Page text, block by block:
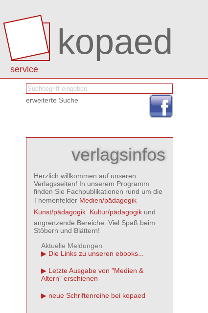
kopaed
service
erweiterte Suche
verlagsinfos
Herzlich willkommen auf unseren
Verlagsseiten! In unserem Programm
finden Sie Fachpublikationen rund um die
Themenfelder Medien/pädagogik
Kunst/pädagogik Kultur/pädagogik und
angrenzende Bereiche. Viel Spaß beim
Stöbern und Blättern!
Aktuelle Meldungen
Die Links zu unseren ebooks...
Letzte Ausgabe von "Medien &
Altern" erschienen
neue Schriftenreihe bei kopaed